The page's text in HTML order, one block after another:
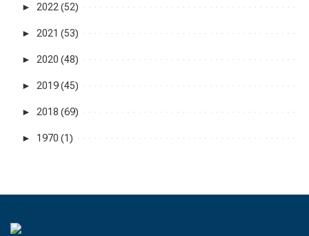
► 2022 (52)
► 2021 (53)
► 2020 (48)
► 2019 (45)
► 2018 (69)
► 1970 (1)